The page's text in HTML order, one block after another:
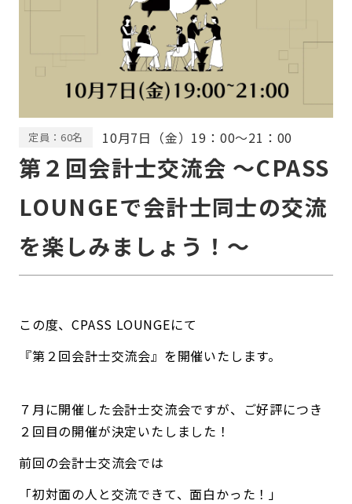
定員：60名 10月7日（金）19：00〜21：00
第２回会計士交流会 〜CPASS
LOUNGEで会計士同士の交流
を楽しみましょう！〜
この度、CPASS LOUNGEにて
『第２回会計士交流会』を開催いたします。
７月に開催した会計士交流会ですが、ご好評につき
２回目の開催が決定いたしました！
前回の会計士交流会では
「初対面の人と交流できて、面白かった！」